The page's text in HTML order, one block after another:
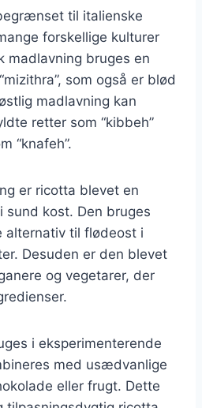
til italienske
forskellige kulturer
madlavning bruges en
som også er blød
madlavning kan
retter som “kibbeh”
“knafeh”.
er ricotta blevet en
kost. Den bruges
alternativ til flødeost i
Desuden er den blevet
og vegetarer, der
i eksperimenterende
med usædvanlige
eller frugt. Dette